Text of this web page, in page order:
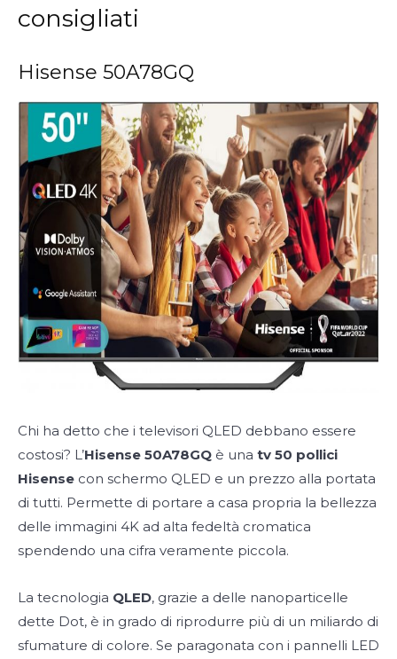
consigliati
Hisense 50A78GQ
Chi ha detto che i televisori QLED debbano essere
costosi? L’Hisense 50A78GQ è una tv 50 pollici
Hisense con schermo QLED e un prezzo alla portata
di tutti. Permette di portare a casa propria la bellezza
delle immagini 4K ad alta fedeltà cromatica
spendendo una cifra veramente piccola.
La tecnologia QLED, grazie a delle nanoparticelle
dette Dot, è in grado di riprodurre più di un miliardo di
sfumature di colore. Se paragonata con i pannelli LED